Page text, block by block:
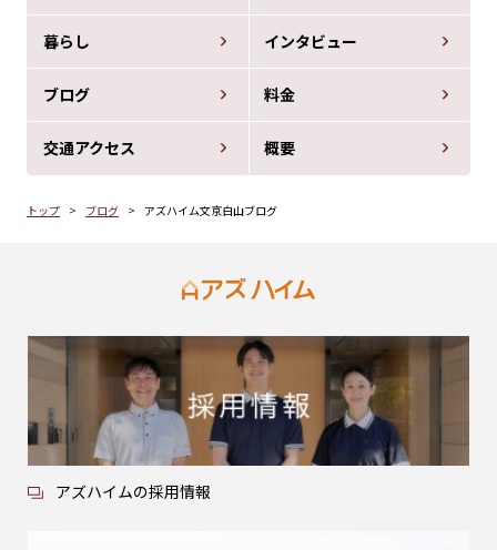
暮らし インタビュー
ブログ 料金
交通アクセス 概要
トップ ブログ アズハイム文京白山ブログ
アズハイムの採用情報